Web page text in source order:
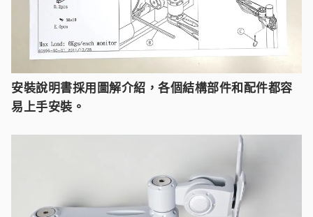
安裝說明書採用圖解介紹，各個結構部件和配件都容
易上手安裝。